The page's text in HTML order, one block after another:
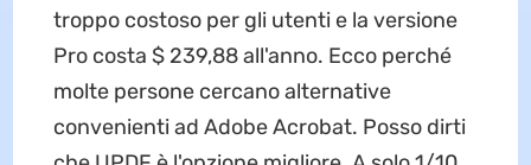
troppo costoso per gli utenti e la versione
Pro costa $ 239,88 all'anno. Ecco perché
molte persone cercano alternative
convenienti ad Adobe Acrobat. Posso dirti